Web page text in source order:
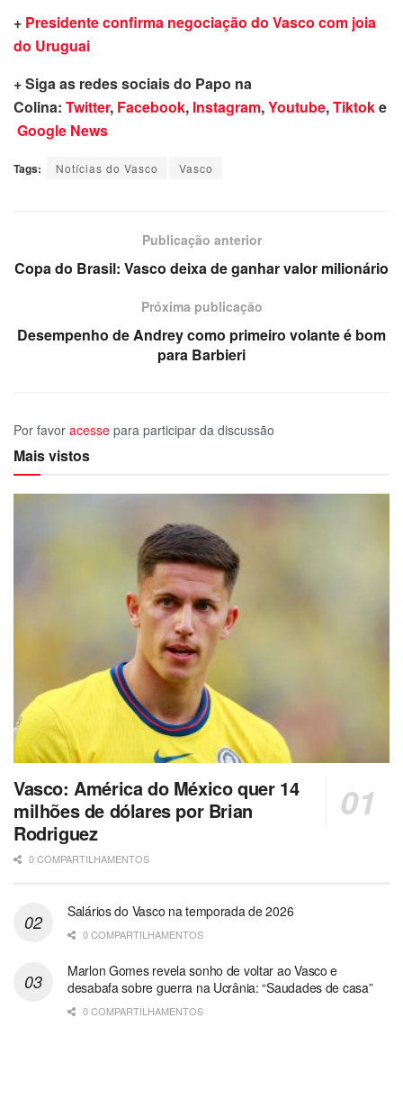
+ Presidente confirma negociação do Vasco com joia
do Uruguai
+ Siga as redes sociais do Papo na
Colina: Twitter, Facebook, Instagram,Youtube,Tiktoke
Google News
Tags: Notícias do Vasco Vasco
Publicação anterior
Copa do Brasil: Vasco deixa de ganhar valor milionário
Próxima publicação
Desempenho de Andrey como primeiro volante é bom
para Barbieri
Por favor acesse para participar da discussão
Mais vistos
Vasco: América do México quer 14
milhões de dólares por Brian
Rodriguez
0 COMPARTILHAMENTOS
Salários do Vasco na temporada de 2026
0 COMPARTILHAMENTOS
Marlon Gomes revela sonho de voltar ao Vasco e
desabafa sobre guerra na Ucrânia: “Saudades de casa”
0 COMPARTILHAMENTOS